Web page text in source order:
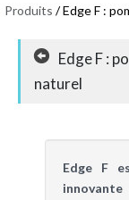
Produits / Edge F :
Edge F :
naturel
Edge F